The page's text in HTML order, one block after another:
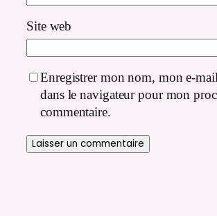
Site web
Enregistrer mon nom, mon e-
dans le navigateur pour mon
commentaire.